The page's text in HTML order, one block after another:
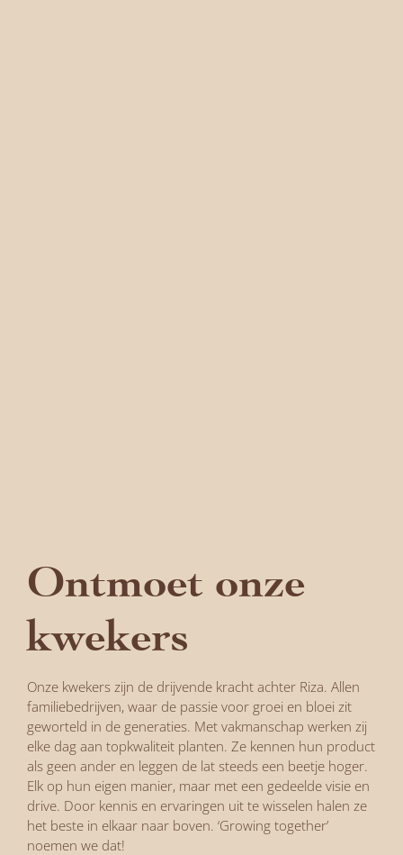
Ontmoet onze
kwekers
Onze kwekers zijn de drijvende kracht achter Riza. Allen
familiebedrijven, waar de passie voor groei en bloei zit
geworteld in de generaties. Met vakmanschap werken zij
elke dag aan topkwaliteit planten. Ze kennen hun product
als geen ander en leggen de lat steeds een beetje hoger.
Elk op hun eigen manier, maar met een gedeelde visie en
drive. Door kennis en ervaringen uit te wisselen halen ze
het beste in elkaar naar boven. ‘Growing together’
noemen we dat!